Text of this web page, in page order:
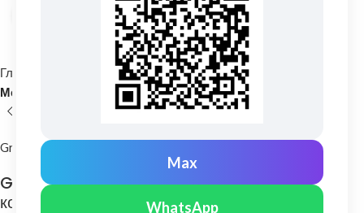
Max
WhatsApp
Нажмите, чтобы увеличить
Главная
Кровельные материалы
Металлочерепица и комплектующие
Grand Line
Grand Line: Заглушка торцевая полукруглого
конька Drap Ral 7024